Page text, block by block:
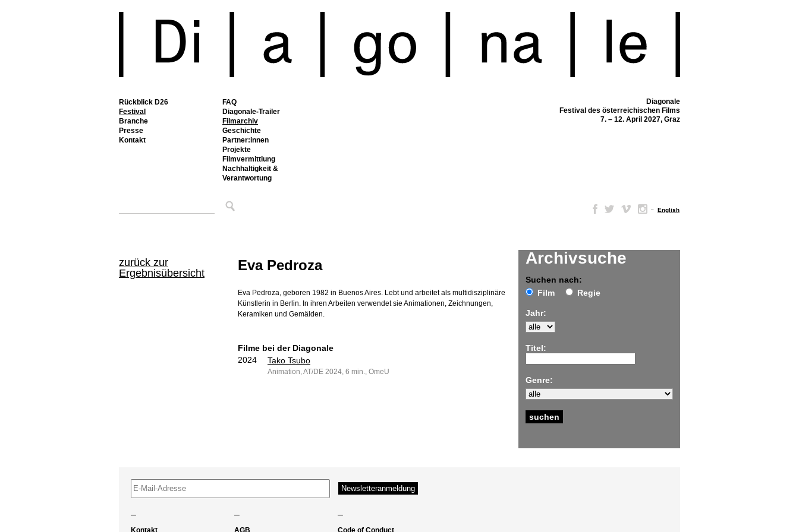
Rückblick D26
Festival
FAQ
Diagonale-Trailer
Filmarchiv
Geschichte
Partner:innen
Projekte
Filmvermittlung
Nachhaltigkeit &
Verantwortung
Branche
Presse
Kontakt
Diagonale
Festival des österreichischen Films
7. – 12. April 2027, Graz
– English
zurück zur
Ergebnisübersicht
Archivsuche
Suchen nach:
Film
Regie
Jahr:
Titel:
Genre:
Eva Pedroza
Eva Pedroza, geboren 1982 in Buenos Aires. Lebt und arbeitet als multidisziplinäre
Künstlerin in Berlin. In ihren Arbeiten verwendet sie Animationen, Zeichnungen,
Keramiken und Gemälden.
Filme bei der Diagonale
2024
Tako Tsubo
Animation, AT/DE 2024, 6 min., OmeU
– – –
Kontakt AGB Code of Conduct